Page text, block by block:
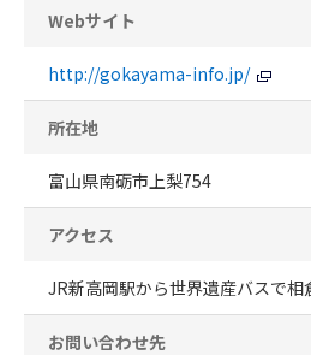
Webサイト
http://gokayama-info.jp/
所在地
富山県南砺市上梨754
アクセス
JR新高岡駅から世界遺産バスで相
お問い合わせ先